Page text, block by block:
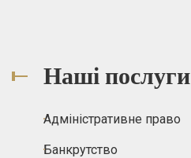
Наші послуги
Адміністративне право
Банкрутство